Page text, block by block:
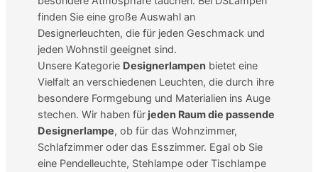
finden Sie eine große Auswahl an
Designerleuchten, die für jeden Geschmack und
jeden Wohnstil geeignet sind.
Unsere Kategorie Designerlampen bietet eine
Vielfalt an verschiedenen Leuchten, die durch ihre
besondere Formgebung und Materialien ins Auge
stechen. Wir haben fürjeden Raum die passende
Designerlampe, ob für das Wohnzimmer,
Schlafzimmer oder das Esszimmer. Egal ob Sie
eine Pendelleuchte, Stehlampe oder Tischlampe